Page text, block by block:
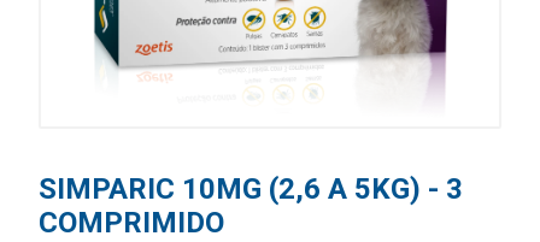
SIMPARIC 10MG (2,6 A 5KG) - 3
COMPRIMIDO